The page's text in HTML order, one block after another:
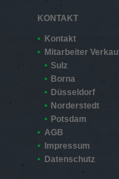
KONTAKT
Kontakt
Mitarbeiter
Sulz
Borna
Düsseldorf
Norderstedt
Potsdam
AGB
Impressum
Datenschutz